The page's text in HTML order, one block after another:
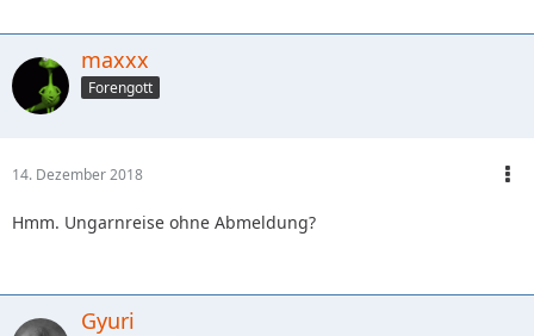
maxxx
Forengott
14. Dezember 2018
Hmm. Ungarnreise ohne Abmeldung?
Gyuri